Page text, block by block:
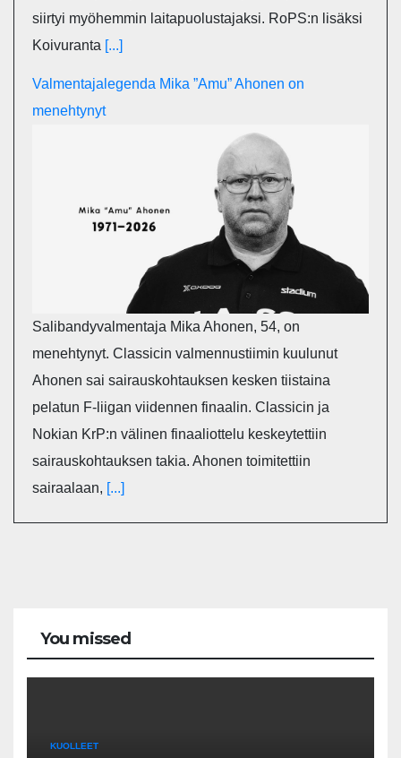
siirtyi myöhemmin laitapuolustajaksi. RoPS:n lisäksi
Koivuranta [...]
Valmentajalegenda Mika ”Amu” Ahonen on
menehtynyt
Salibandyvalmentaja Mika Ahonen, 54, on
menehtynyt. Classicin valmennustiimin kuulunut
Ahonen sai sairauskohtauksen kesken tiistaina
pelatun F-liigan viidennen finaalin. Classicin ja
Nokian KrP:n välinen finaaliottelu keskeytettiin
sairauskohtauksen takia. Ahonen toimitettiin
sairaalaan, [...]
You missed
KUOLLEET